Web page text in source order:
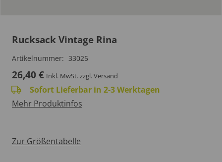
Rucksack Vintage Rina
Artikelnummer: 33025
26,40 € Inkl. MwSt.zzgl. Versand
Sofort Lieferbar in 2-3 Werktagen
Mehr Produktinfos
Zur Größentabelle